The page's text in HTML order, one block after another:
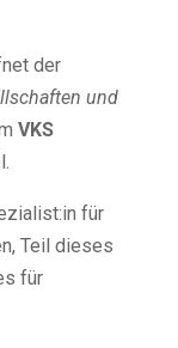
der
und
VKS
für
Teil dieses
für